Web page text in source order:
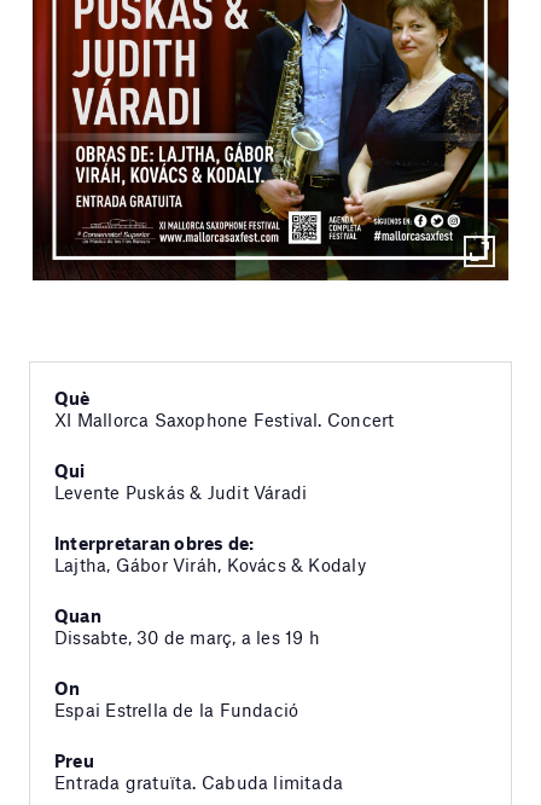
Què
XI Mallorca Saxophone Festival. Concert
Qui
Levente Puskás & Judit Váradi
Interpretaran obres de:
Lajtha, Gábor Viráh, Kovács & Kodaly
Quan
Dissabte, 30 de març, a les 19 h
On
Espai Estrella de la Fundació
Preu
Entrada gratuïta. Cabuda limitada